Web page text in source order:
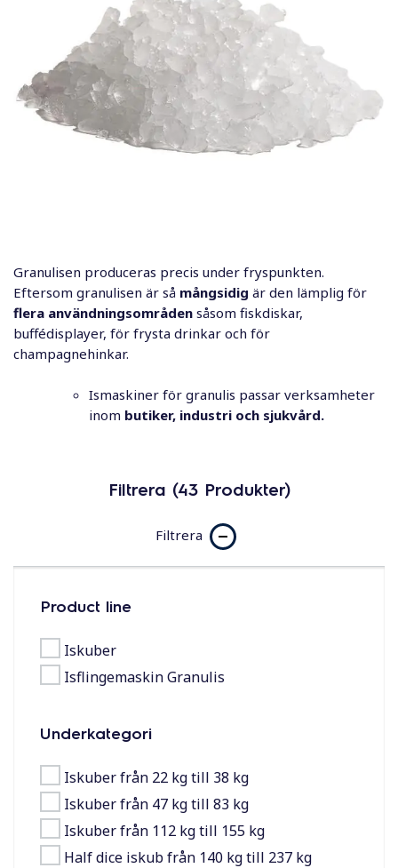
Granulisen produceras precis under fryspunkten.
Eftersom granulisen är så mångsidig är den lämplig för
flera användningsområden såsom fiskdiskar,
buffédisplayer, för frysta drinkar och för
champagnehinkar.
Ismaskiner för granulis passar verksamheter
inom butiker, industri och sjukvård.
Filtrera (43 Produkter)
Filtrera
Product line
Iskuber
Isflingemaskin Granulis
Underkategori
Iskuber från 22 kg till 38 kg
Iskuber från 47 kg till 83 kg
Iskuber från 112 kg till 155 kg
Half dice iskub från 140 kg till 237 kg